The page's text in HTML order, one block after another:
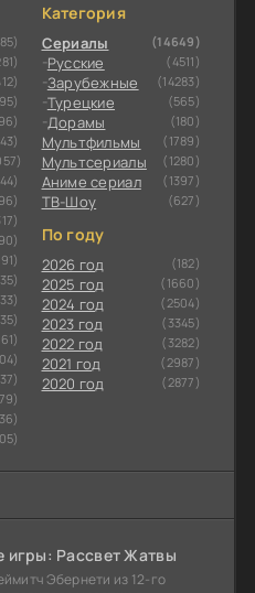
Категория
Сериалы (14649)
Русские (4511)
Зарубежные (14283)
Турецкие (565)
Дорамы (180)
Мультфильмы (1789)
Мультсериалы (1280)
Аниме сериал (1397)
ТВ-Шоу (627)
По году
2026 год (182)
2025 год (1660)
2024 год (2504)
2023 год (3345)
2022 год (3282)
2021 год (2987)
2020 год (2877)
игры: Рассвет Жатвы
Эбернети из 12-го